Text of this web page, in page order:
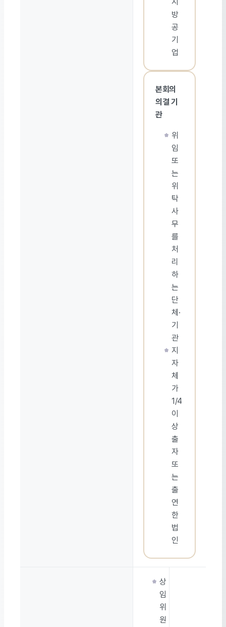
방
공
기
업
본회의
의결 기
관
위
임
또
는
위
탁
사
무
를
처
리
하
는
단
체·
기
관
지
자
체
가
1/4
이
상
출
자
또
는
출
연
한
법
인
상
임
위
원